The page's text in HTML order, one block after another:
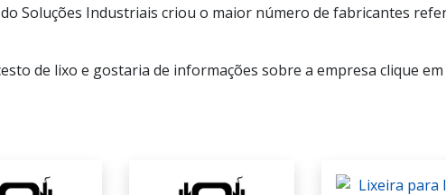
Soluções Industriais criou o maior número de fabricantes
de lixo e gostaria de informações sobre a empresa clique